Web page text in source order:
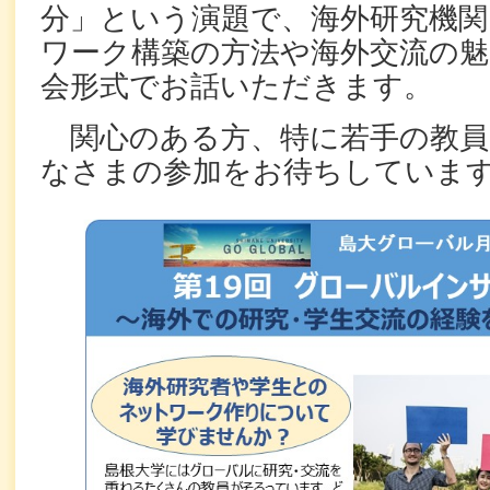
分」という演題で、海外研究機
ワーク構築の方法や海外交流の
会形式でお話いただきます。
関心のある方、特に若手の教
なさまの参加をお待ちしていま